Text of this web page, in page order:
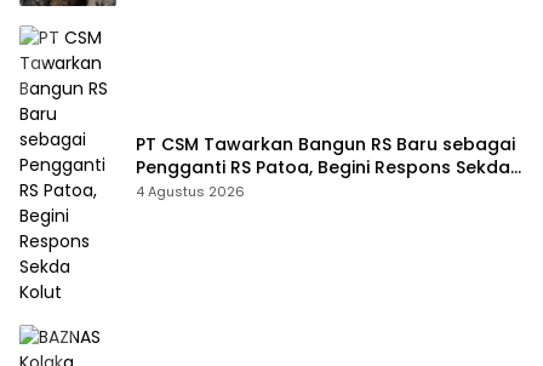
PT CSM Tawarkan Bangun RS Baru sebagai
Pengganti RS Patoa, Begini Respons Sekda
Kolut
4 Agustus 2026